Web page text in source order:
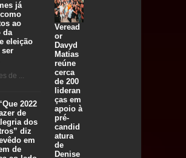
já
ao
da
eleição
de ...
2022
de
dos
diz
em
de
Veread
or
Davyd
Matias
reúne
cerca
de 200
lideran
ças em
apoio à
pré-
candid
atura
de
Denise